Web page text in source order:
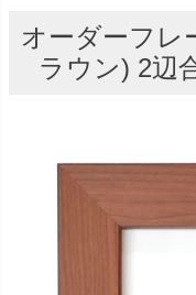
オーダーフレ
ラウン) 2辺